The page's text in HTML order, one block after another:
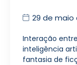
29 de maio
Interação
inteligência
fantasia de